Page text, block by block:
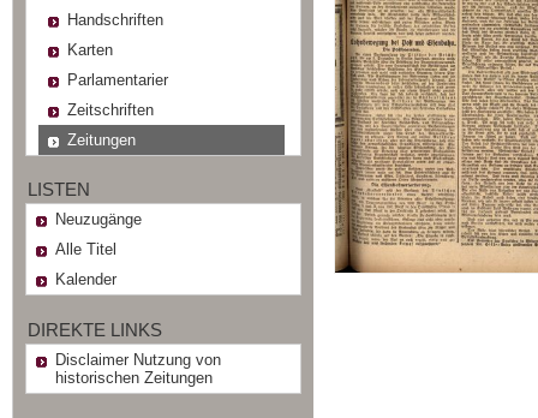
Handschriften
Karten
Parlamentarier
Zeitschriften
Zeitungen
LISTEN
Neuzugänge
Alle Titel
Kalender
DIREKTE LINKS
Disclaimer Nutzung von
historischen Zeitungen